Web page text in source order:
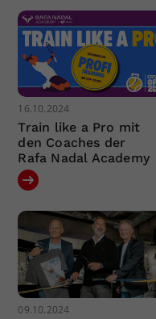
16.10.2024
Train like a Pro mit
den Coaches der
Rafa Nadal Academy
09.10.2024